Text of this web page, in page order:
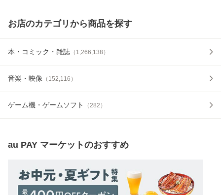
お店のカテゴリから商品を探す
本・コミック・雑誌 （ 1,266,138 ）
音楽・映像 （ 152,116 ）
ゲーム機・ゲームソフト （282 ）
au PAY マーケットのおすすめ